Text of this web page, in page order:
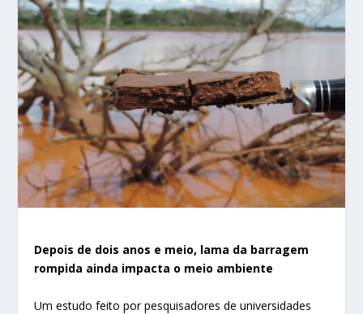
Depois de dois anos e meio, lama da barragem
rompida ainda impacta o meio ambiente
Um estudo feito por pesquisadores de universidades